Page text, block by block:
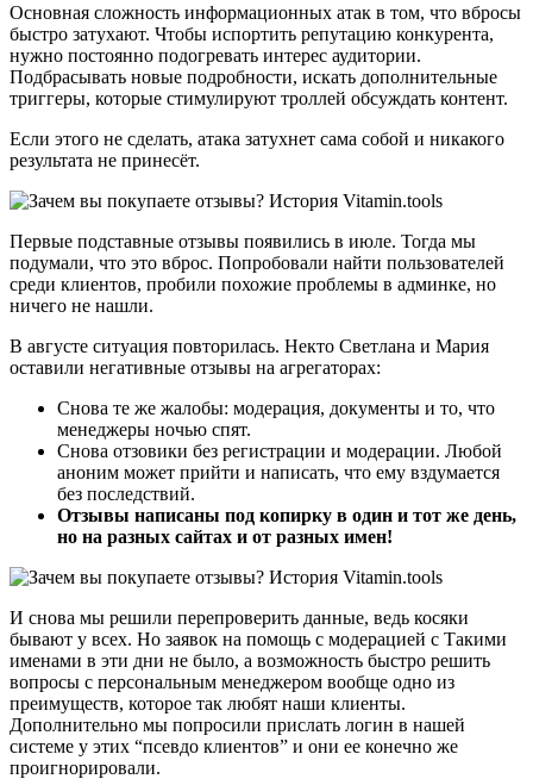
Основная сложность информационных атак в том, что вбросы
быстро затухают. Чтобы испортить репутацию конкурента,
нужно постоянно подогревать интерес аудитории.
Подбрасывать новые подробности, искать дополнительные
триггеры, которые стимулируют троллей обсуждать контент.
Если этого не сделать, атака затухнет сама собой и никакого
результата не принесёт.
Первые подставные отзывы появились в июле. Тогда мы
подумали, что это вброс. Попробовали найти пользователей
среди клиентов, пробили похожие проблемы в админке, но
ничего не нашли.
В августе ситуация повторилась. Некто Светлана и Мария
оставили негативные отзывы на агрегаторах:
Снова те же жалобы: модерация, документы и то, что
менеджеры ночью спят.
Снова отзовики без регистрации и модерации. Любой
аноним может прийти и написать, что ему вздумается
без последствий.
Отзывы написаны под копирку в один и тот же день,
но на разных сайтах и от разных имен!
И снова мы решили перепроверить данные, ведь косяки
бывают у всех. Но заявок на помощь с модерацией с Такими
именами в эти дни не было, а возможность быстро решить
вопросы с персональным менеджером вообще одно из
преимуществ, которое так любят наши клиенты.
Дополнительно мы попросили прислать логин в нашей
системе у этих “псевдо клиентов” и они ее конечно же
проигнорировали.